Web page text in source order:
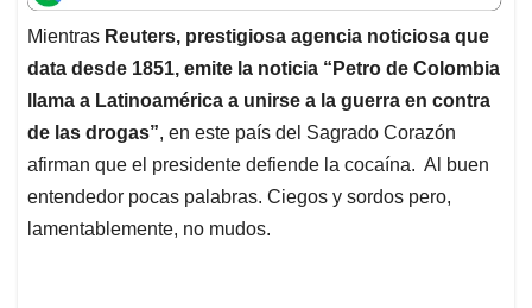
t
s
A
p
p
e
b
o
o
k
k
e
d
I
n
i
l
e
a
d
s
Mientras Reuters, prestigiosa agencia noticiosa que
data desde 1851, emite la noticia “Petro de Colombia
llama a Latinoamérica a unirse a la guerra en contra
de las drogas”, en este país del Sagrado Corazón
afirman que el presidente defiende la cocaína. Al buen
entendedor pocas palabras. Ciegos y sordos pero,
lamentablemente, no mudos.